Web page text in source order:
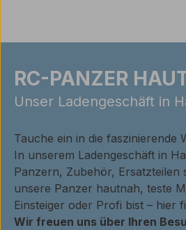
RC-PANZER
Unser Ladengeschäft in
Tauche ein in die faszinierende
In unserem Ladengeschäft in
Panzern, Zubehör, Ersatzteilen
unsere Panzer hautnah, teste
Einsteiger oder Profi bist – hier
Wir freuen uns über Ihren